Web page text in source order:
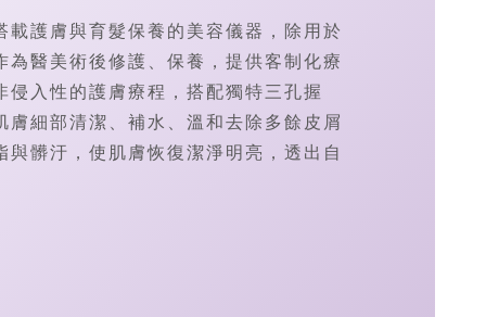
載護膚與育髮保養的美容儀器，除用於
為醫美術後修護、保養，提供客制化療
侵入性的護膚療程，搭配獨特三孔握
膚細部清潔、補水、溫和去除多餘皮屑
與髒汙，使肌膚恢復潔淨明亮，透出自